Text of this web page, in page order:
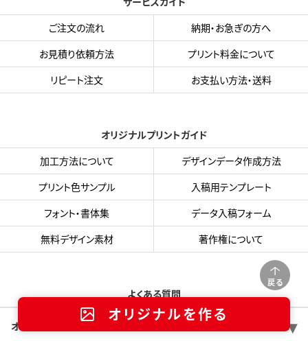
戻る
オリジナルを作る
ご注文の流れ
納期・お急ぎの方へ
お見積り依頼方法
プリント料金について
リピート注文
お支払い方法・送料
オリジナルプリントガイド
加工方法について
デザインデータ作成方法
プリント色サンプル
入稿用テンプレート
フォント・書体集
データ入稿フォーム
無料デザイン素材
著作権について
よくある質問
オリジナルTシャツは何枚から注文できますか？